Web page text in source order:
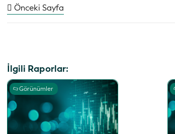
Önceki Sayfa
İlgili Raporlar:
Görünümler